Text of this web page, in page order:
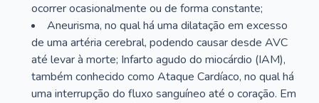
ocorrer ocasionalmente ou de forma constante;
Aneurisma, no qual há uma dilatação em excesso
de uma artéria cerebral, podendo causar desde AVC
até levar à morte; Infarto agudo do miocárdio (IAM),
também conhecido como Ataque Cardíaco, no qual há
uma interrupção do fluxo sanguíneo até o coração. Em